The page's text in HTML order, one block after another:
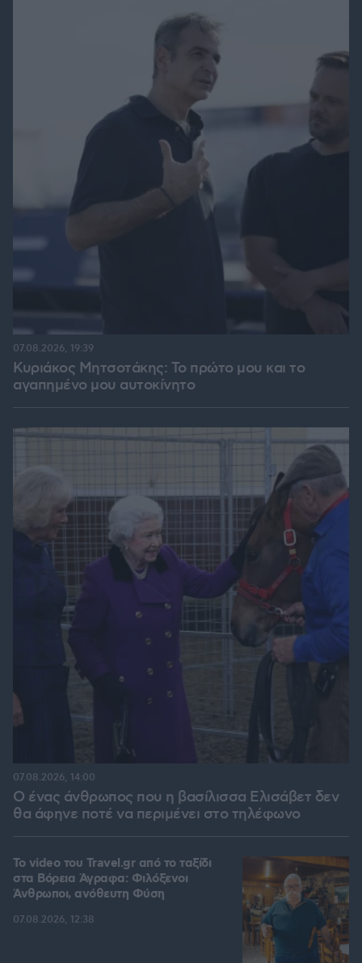
Κυριάκος Μητσοτάκης: Το πρώτο μου και το
αγαπημένο μου αυτοκίνητο
07.08.2026, 19:39
Ο ένας άνθρωπος που η βασίλισσα Ελισάβετ δεν
θα άφηνε ποτέ να περιμένει στο τηλέφωνο
07.08.2026, 14:00
To video του Travel.gr από το ταξίδι
στα Βόρεια Άγραφα: Φιλόξενοι
Άνθρωποι, ανόθευτη Φύση
07.08.2026, 12:38